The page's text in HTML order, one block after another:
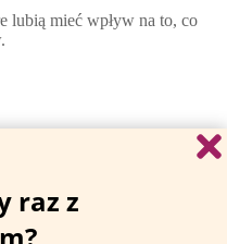
lubią mieć wpływ na to, co